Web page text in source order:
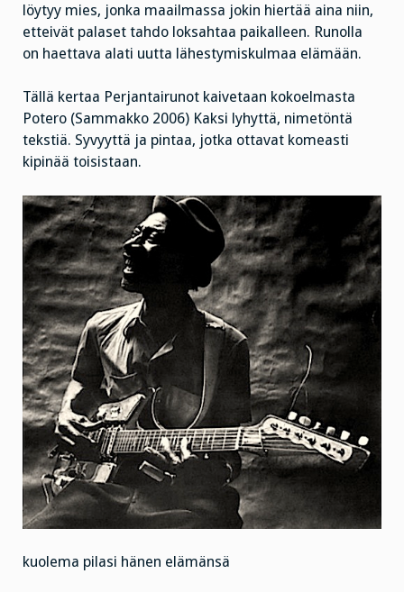
löytyy mies, jonka maailmassa jokin hiertää aina niin,
etteivät palaset tahdo loksahtaa paikalleen. Runolla
on haettava alati uutta lähestymiskulmaa elämään.
Tällä kertaa Perjantairunot kaivetaan kokoelmasta
Potero (Sammakko 2006) Kaksi lyhyttä, nimetöntä
tekstiä. Syvyyttä ja pintaa, jotka ottavat komeasti
kipinää toisistaan.
kuolema pilasi hänen elämänsä